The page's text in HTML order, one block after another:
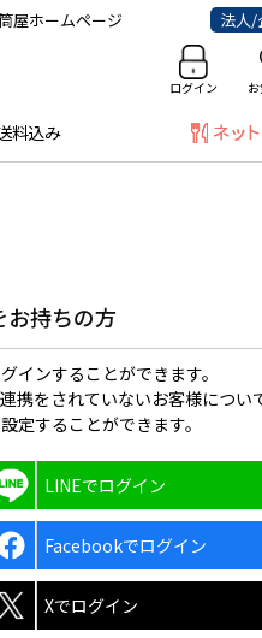
屋ホームページ 法人/
ログイン
料込み
お持ちの方
インすることができます。
携をされていないお客様につい
定することができます。
LINEでログイン
Facebookでログイン
Xでログイン